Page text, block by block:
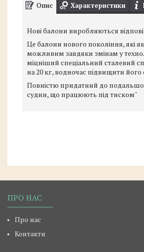
Опис Характеристики
Нові балони виробляються
Це балони нового покоління, які
можливим завдяки змінам у
міцніший спеціальний сталевий
на 20 кг, водночас підвищити його
Повністю придатний до подальшої
судин, що працюють під тиском"
ПРО НАС
Про нас
Контакти